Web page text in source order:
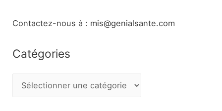
Contactez-nous à : mis@genialsante.com
Catégories